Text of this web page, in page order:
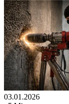
03.01.2026